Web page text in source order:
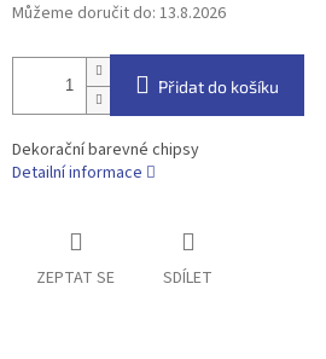
Můžeme doručit do: 13.8.2026
Přidat do košíku
Dekorační barevné chipsy
Detailní informace
ZEPTAT SE SDÍLET